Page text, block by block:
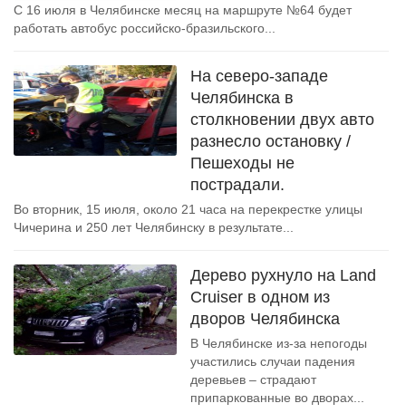
С 16 июля в Челябинске месяц на маршруте №64 будет
работать автобус российско-бразильского...
На северо-западе
Челябинска в
столкновении двух авто
разнесло остановку /
Пешеходы не
пострадали.
Во вторник, 15 июля, около 21 часа на перекрестке улицы
Чичерина и 250 лет Челябинску в результате...
Дерево рухнуло на Land
Cruiser в одном из
дворов Челябинска
В Челябинске из-за непогоды
участились случаи падения
деревьев – страдают
припаркованные во дворах...